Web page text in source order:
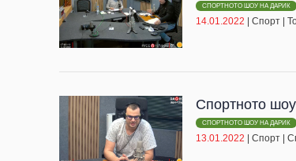
СПОРТНОТО ШОУ НА ДАРИК
14.01.2022 |Спорт |
Спортното
СПОРТНОТО ШОУ НА ДАРИК
13.01.2022 |Спорт |